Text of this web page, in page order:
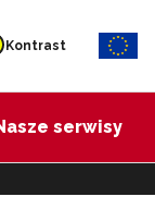
Kontrast
serwisy